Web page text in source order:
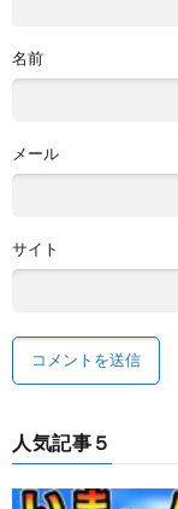
名前
メール
サイト
人気記事５